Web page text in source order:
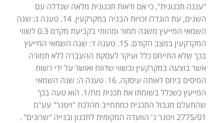
"עננה תכנונית", כי אם ודאות תכנונית מלאה שגדלה עם
השנים, עת הוגדלו זכויות הבניה במקרקעין. 14. טענה ג: שגה
השמאי המייעץ משגה חמור ומהותי בקביעת מקדם 0.3 לשווי
המקרקעין במצב הקודם. 15. טענה ד: שגה השמאי המייעץ
בכך שלא התייחס כלל ועיקר לעסקת ההעברה ללא תמורה
אשר בוצעה במקרקעין ובשווי שדווח ואושר על ידי רשות
המיסים ביחס לאותה עיסקה. 16. טענה ה: שגה השמאי
המייעץ כשכלל בשומתו את תכנית מח/1. הוא טעה בכך
שהתעלם מגבול התכנית כמתחייב מהלכת "ויטנר" עע"מ
2775/01 ויטנר נ' הוועדה המקומית לתכנון ובנייה "שרונים" .